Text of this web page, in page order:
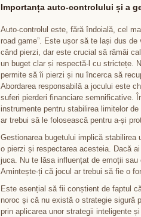
Importanța auto-controlului și a
Auto-controlul este, fără îndoială, cel
road game”. Este ușor să te lași dus
când pierzi, dar este crucial să rămâi
un buget clar și respectă-l cu strictețe.
permite să îi pierzi și nu încerca să
Abordarea responsabilă a jocului este
suferi pierderi financiare semnificative.
instrumente pentru stabilirea limitelor
ar trebui să le folosească pentru a-și
Gestionarea bugetului implică
o pierzi și respectarea acesteia. Dacă
juca. Nu te lăsa influențat de emoții
Amintește-ți că jocul ar trebui să fie o
Este esențial să fii conștient de faptul
noroc și că nu există o strategie sigură
prin aplicarea unor strategii inteligente